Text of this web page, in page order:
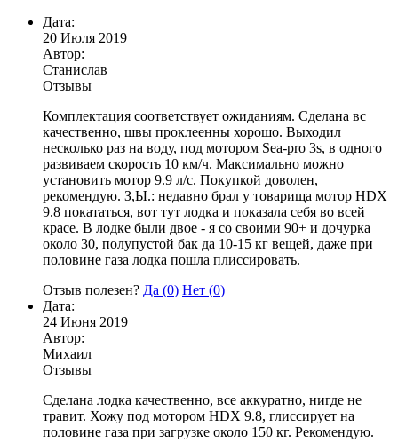
Дата:
20 Июля 2019
Автор:
Станислав
Отзывы
Комплектация соответствует ожиданиям. Сделана вс
качественно, швы проклеенны хорошо. Выходил
несколько раз на воду, под мотором Sea-pro 3s, в одного
развиваем скорость 10 км/ч. Максимально можно
установить мотор 9.9 л/с. Покупкой доволен,
рекомендую. З,Ы.: недавно брал у товарища мотор HDX
9.8 покататься, вот тут лодка и показала себя во всей
красе. В лодке были двое - я со своими 90+ и дочурка
около 30, полупустой бак да 10-15 кг вещей, даже при
половине газа лодка пошла плиссировать.
Отзыв полезен? Да (0) Нет (0)
Дата:
24 Июня 2019
Автор:
Михаил
Отзывы
Сделана лодка качественно, все аккуратно, нигде не
травит. Хожу под мотором HDX 9.8, глиссирует на
половине газа при загрузке около 150 кг. Рекомендую.